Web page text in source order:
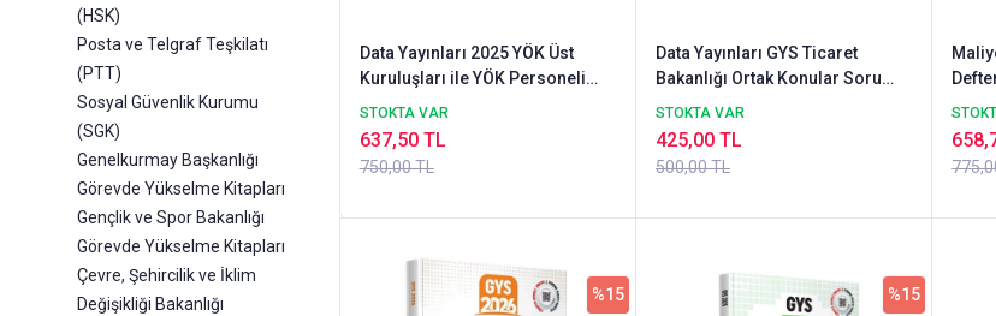
(HSK)
Posta ve Telgraf Teşkilatı
(PTT)
Sosyal Güvenlik Kurumu
(SGK)
Genelkurmay Başkanlığı
Görevde Yükselme Kitapları
Gençlik ve Spor Bakanlığı
Görevde Yükselme Kitapları
Çevre, Şehircilik ve İklim
Değişikliği Bakanlığı
Data Yayınları 2025 YÖK Üst
Kuruluşları ile YÖK Personeli
GYS Konu Anlatımlı
STOKTA VAR
750,00 TL
637,50 TL
Data Yayınları GYS Ticaret
Bakanlığı Ortak Konular Soru
Bankası - Karekod Çözümlü
STOKTA VAR
500,00 TL
425,00 TL
%15 %15